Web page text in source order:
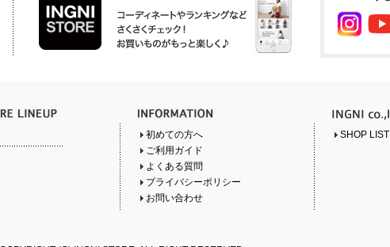
初めての方へ
ご利用ガイド
よくある質問
プライバシーポリシー
お問い合わせ
SHOP LIST